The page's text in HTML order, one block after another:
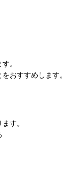
。
おすすめします。
す。